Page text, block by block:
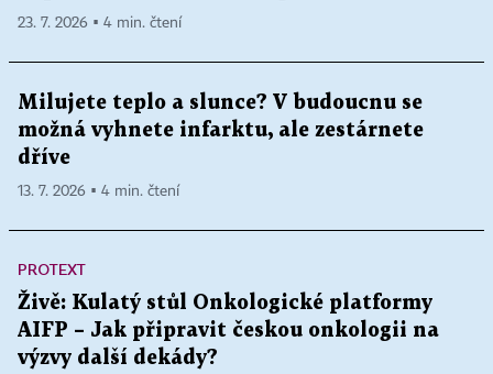
23. 7. 2026 ▪ 4 min. čtení
Milujete teplo a slunce? V budoucnu se
možná vyhnete infarktu, ale zestárnete
dříve
13. 7. 2026 ▪ 4 min. čtení
PROTEXT
Živě: Kulatý stůl Onkologické platformy
AIFP – Jak připravit českou onkologii na
výzvy další dekády?